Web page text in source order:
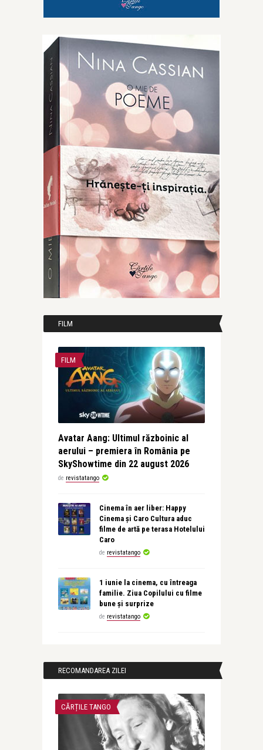
FILM
FILM
Avatar Aang: Ultimul războinic al
aerului – premiera în România pe
SkyShowtime din 22 august 2026
de revistatango
Cinema în aer liber: Happy
Cinema și Caro Cultura aduc
filme de artă pe terasa Hotelului
Caro
de revistatango
1 iunie la cinema, cu întreaga
familie. Ziua Copilului cu filme
bune și surprize
de revistatango
RECOMANDAREA ZILEI
CĂRȚILE TANGO